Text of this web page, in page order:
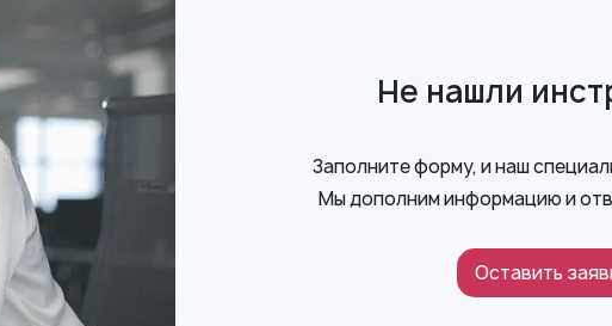
Не нашли
Заполните форму, и наш
Мы дополним информацию и
Оставить